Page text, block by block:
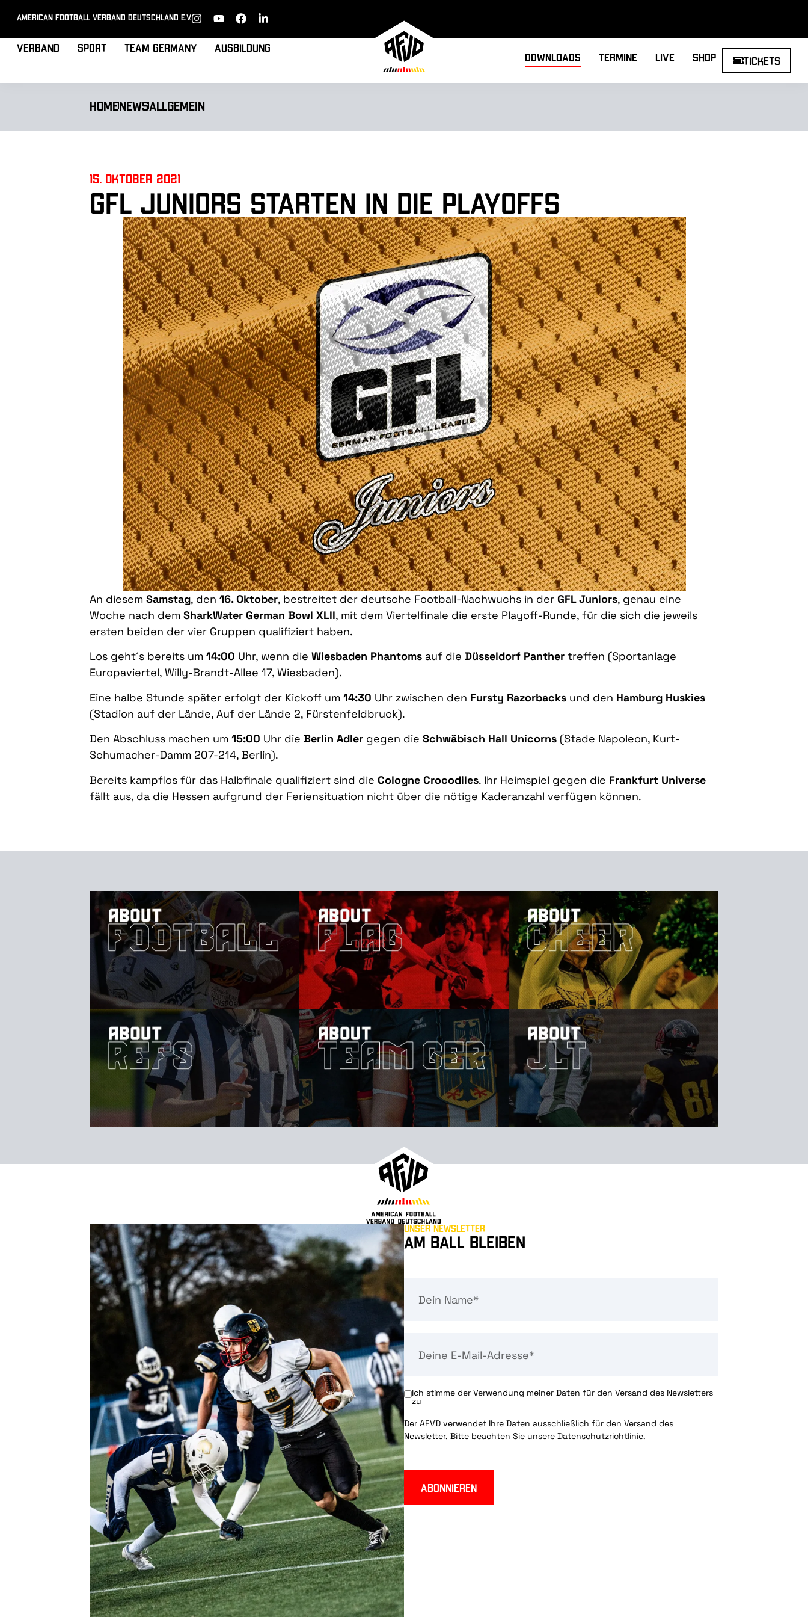
American Football Verband Deutschland e.V.
Verband Sport Team Germany Ausbildung
Downloads Termine Live Shop Tickets
HomeNewsAllgemein
15. Oktober 2021
GFL Juniors starten in die Playoffs
An diesem Samstag, den 16. Oktober, bestreitet der deutsche Football-Nachwuchs in der GFL Juniors, genau eine
Woche nach dem SharkWater German Bowl XLII, mit dem Viertelfinale die erste Playoff-Runde, für die sich die jeweils
ersten beiden der vier Gruppen qualifiziert haben.
Los geht´s bereits um 14:00 Uhr, wenn die Wiesbaden Phantoms auf die Düsseldorf Panther treffen (Sportanlage
Europaviertel, Willy-Brandt-Allee 17, Wiesbaden).
Eine halbe Stunde später erfolgt der Kickoff um 14:30 Uhr zwischen den Fursty Razorbacks und den Hamburg Huskies
(Stadion auf der Lände, Auf der Lände 2, Fürstenfeldbruck).
Den Abschluss machen um 15:00 Uhr die Berlin Adler gegen die Schwäbisch Hall Unicorns (Stade Napoleon, Kurt-
Schumacher-Damm 207-214, Berlin).
Bereits kampflos für das Halbfinale qualifiziert sind die Cologne Crocodiles. Ihr Heimspiel gegen die Frankfurt Universe
fällt aus, da die Hessen aufgrund der Feriensituation nicht über die nötige Kaderanzahl verfügen können.
Unser Newsletter
Am Ball bleiben
Ich stimme der Verwendung meiner Daten für den Versand des Newsletters
zu
Der AFVD verwendet Ihre Daten ausschließlich für den Versand des
Newsletter. Bitte beachten Sie unsere Datenschutzrichtlinie.
Abonnieren